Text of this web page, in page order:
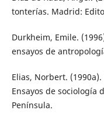
tonterías. Madrid:
Durkheim, Emile.
ensayos de
Elias, Norbert.
Ensayos de sociología
Península.